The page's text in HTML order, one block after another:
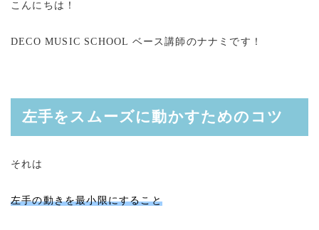
こんにちは！
DECO MUSIC SCHOOL ベース講師のナナミです！
左手をスムーズに動かすためのコツ
それは
左手の動きを最小限にすること